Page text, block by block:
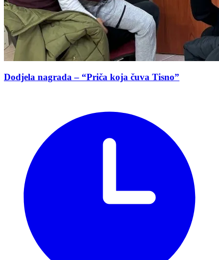
Dodjela nagrada – “Priča koja čuva Tisno”